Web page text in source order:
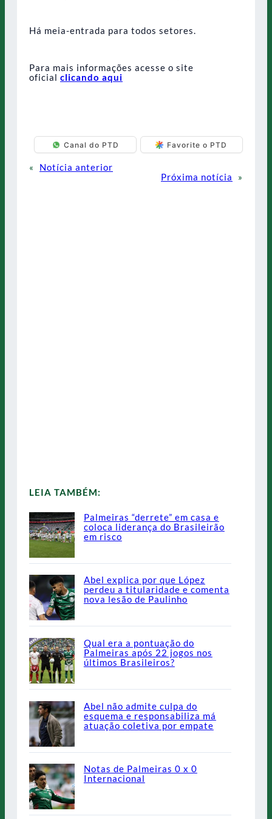
Há meia-entrada para todos setores.
Para mais informações acesse o site
oficial clicando aqui
Canal do PTD Favorite o PTD
«
Notícia anterior
Próxima notícia
»
LEIA TAMBÉM:
Palmeiras “derrete” em casa e
coloca liderança do Brasileirão
em risco
Abel explica por que López
perdeu a titularidade e comenta
nova lesão de Paulinho
Qual era a pontuação do
Palmeiras após 22 jogos nos
últimos Brasileiros?
Abel não admite culpa do
esquema e responsabiliza má
atuação coletiva por empate
Notas de Palmeiras 0 x 0
Internacional